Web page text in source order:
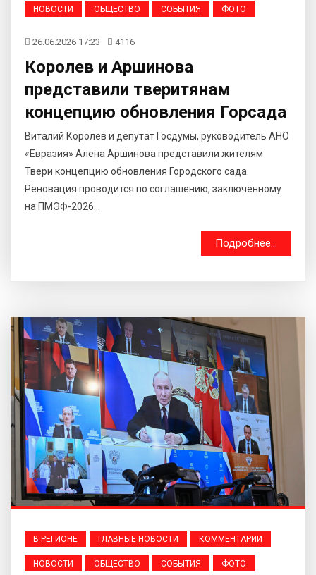
НОВОСТИ ОБЩЕСТВО СОБЫТИЯ ФОТО
26.06.2026 17:23 4116
Королев и Аршинова
представили тверитянам
концепцию обновления Горсада
Виталий Королев и депутат Госдумы, руководитель АНО
«Евразия» Алена Аршинова представили жителям
Твери концепцию обновления Городского сада.
Реновация проводится по соглашению, заключённому
на ПМЭФ-2026...
Подробнее...
В РЕГИОНЕ ГЛАВНЫЕ НОВОСТИ КОММЕНТАРИИ
НОВОСТИ ОБЩЕСТВО СОБЫТИЯ ФОТО